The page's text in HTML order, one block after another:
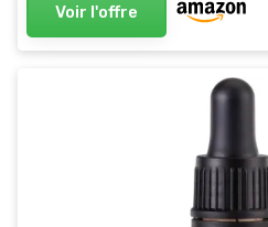
Voir l'offre